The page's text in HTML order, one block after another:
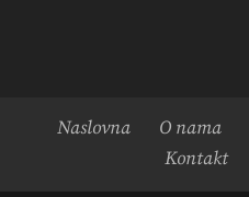
Naslovna O nama
Kontakt